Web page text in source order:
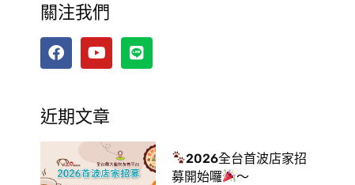
關注我們
近期文章
2026全台首波店家招
募開始囉
～